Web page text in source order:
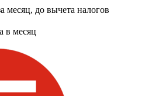
месяц, до вычета налогов
в месяц